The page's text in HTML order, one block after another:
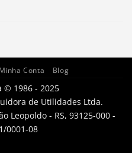
Minha Conta Blog
© 1986 - 2025
de Utilidades Ltda.
Leopoldo - RS, 93125-000 -
0001-08